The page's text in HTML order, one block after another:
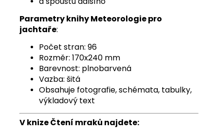
Parametry knihy Meteorologie pro
jachtaře:
Počet stran: 96
Rozměr: 170x240 mm
Barevnost: plnobarvená
Vazba: šitá
Obsahuje fotografie, schémata, tabulky,
výkladový text
V knize Čtení mraků najdete: